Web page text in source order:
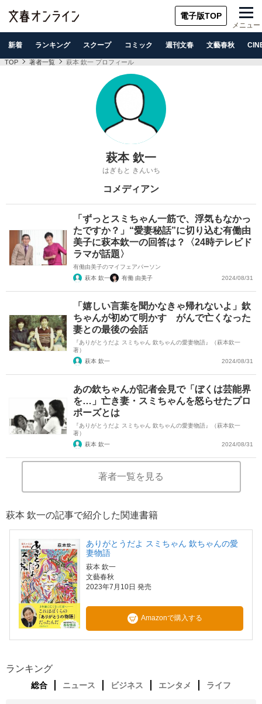
電子版TOP
メニュー
新着 ランキング スクープ コミック 週刊文春 文藝春秋
TOP 著者一覧 萩本 欽一 プロフィール
萩本 欽一
はぎもと きんいち
コメディアン
「ずっとスミちゃん一筋で、浮気もなかっ
たですか？」“愛妻秘話”に切り込む有働由
美子に萩本欽一の回答は？〈24時テレビド
ラマが話題〉
有働由美子のマイフェアパーソン
萩本 欽一
有働 由美子 2024/08/31
「嬉しい言葉を聞かなきゃ帰れないよ」欽
ちゃんが初めて明かす がんで亡くなった
妻との最後の会話
『ありがとうだよ スミちゃん 欽ちゃんの愛妻物語』（萩本欽一
著）
萩本 欽一
2024/08/31
あの欽ちゃんが記者会見で「ぼくは芸能界
を…」亡き妻・スミちゃんを怒らせたプロ
ポーズとは
『ありがとうだよ スミちゃん 欽ちゃんの愛妻物語』（萩本欽一
著）
萩本 欽一
2024/08/31
著者一覧を見る
萩本 欽一の記事で紹介した関連書籍
ありがとうだよ スミちゃん 欽ちゃんの愛
妻物語
萩本 欽一
文藝春秋
2023年7月10日 発売
Amazonで購入する
ランキング
総合 ニュース ビジネス エンタメ ライフ